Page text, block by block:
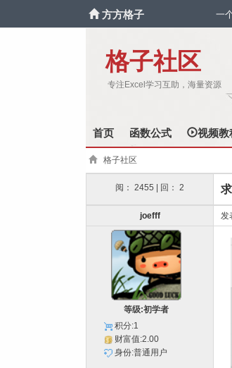
方方格子 一
格子社区
专注Excel学习互助，海量资源
首页 函数公式 视频教
格子社区
阅： 2455 | 回： 2
joefff 发
等级:初学者
积分:1
财富值:2.00
身份:普通用户